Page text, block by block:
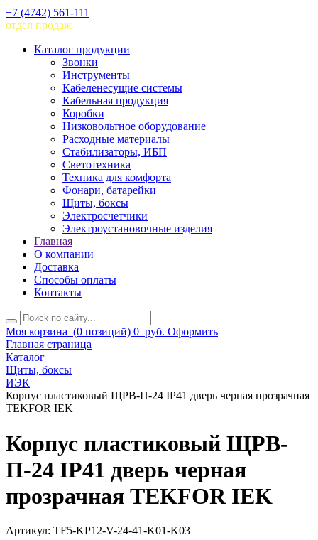
+7 (4742) 561-111
отдел продаж
Каталог продукции
Звонки
Инструменты
Кабеленесущие системы
Кабельная продукция
Коробки
Низковольтное оборудование
Расходные материалы
Стабилизаторы, ИБП
Светотехника
Техника для комфорта
Фонари, батарейки
Щиты, боксы
Электросчетчики
Электроустановочные изделия
Главная
О компании
Доставка
Способы оплаты
Контакты
Моя корзина (0 позиций) 0 руб. Оформить
Главная страница
Каталог
Щиты, боксы
ИЭК
Корпус пластиковый ЩРВ-П-24 IP41 дверь черная прозрачная
TEKFOR IEK
Корпус пластиковый ЩРВ-
П-24 IP41 дверь черная
прозрачная TEKFOR IEK
Артикул: TF5-KP12-V-24-41-K01-K03